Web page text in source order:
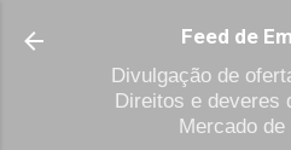
Avançar para o
Feed de
Divulgação de
Direitos e deveres
Mercado de